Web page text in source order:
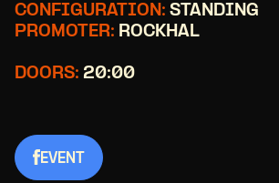
CONFIGURATION: STANDING
PROMOTER: ROCKHAL
DOORS: 20:00
EVENT